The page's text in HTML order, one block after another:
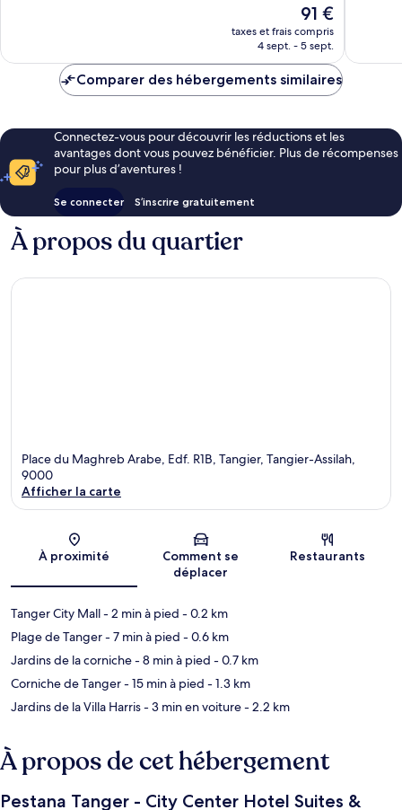
Le
nouveau
prix
de
91 €
taxes et frais compris
4 sept. - 5 sept.
Comparer des hébergements similaires
Connectez-vous pour découvrir les réductions et les
avantages dont vous pouvez bénéficier. Plus de récompenses
pour plus d’aventures !
Se connecter S’inscrire gratuitement
À propos du quartier
Place du Maghreb Arabe, Edf. R1B, Tangier, Tangier-Assilah,
9000
Afficher la carte
À proximité
Comment se
déplacer
Restaurants
Tanger City Mall- 2 min à pied - 0.2 km
Plage de Tanger- 7 min à pied - 0.6 km
Jardins de la corniche- 8 min à pied - 0.7 km
Corniche de Tanger- 15 min à pied - 1.3 km
Jardins de la Villa Harris- 3 min en voiture- 2.2 km
À propos de cet hébergement
Pestana Tanger - City Center Hotel Suites &